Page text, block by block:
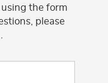
the form
please